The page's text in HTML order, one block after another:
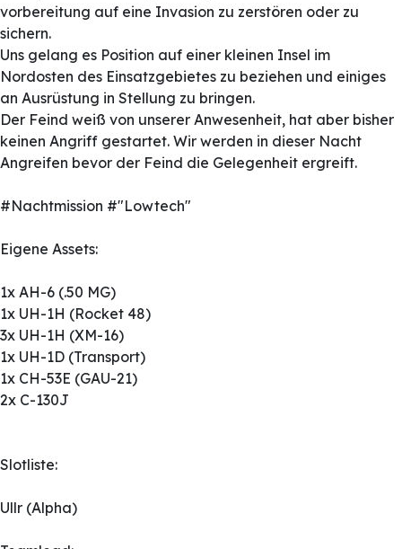
vorbereitung auf eine Invasion zu zerstören oder zu
sichern.
Uns gelang es Position auf einer kleinen Insel im
Nordosten des Einsatzgebietes zu beziehen und einiges
an Ausrüstung in Stellung zu bringen.
Der Feind weiß von unserer Anwesenheit, hat aber bisher
keinen Angriff gestartet. Wir werden in dieser Nacht
Angreifen bevor der Feind die Gelegenheit ergreift.
#Nachtmission #"Lowtech"
Eigene Assets:
1x AH-6 (.50 MG)
1x UH-1H (Rocket 48)
3x UH-1H (XM-16)
1x UH-1D (Transport)
1x CH-53E (GAU-21)
2x C-130J
Slotliste:
Ullr (Alpha)